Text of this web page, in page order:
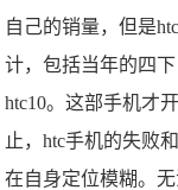
自己的销量，但是
计，包括当年的四
htc10。这部手机才
止，htc手机的失败
在自身定位模糊。